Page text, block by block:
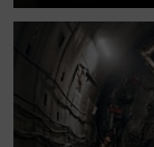
Народная журналистика
Обсуждаем
Персона